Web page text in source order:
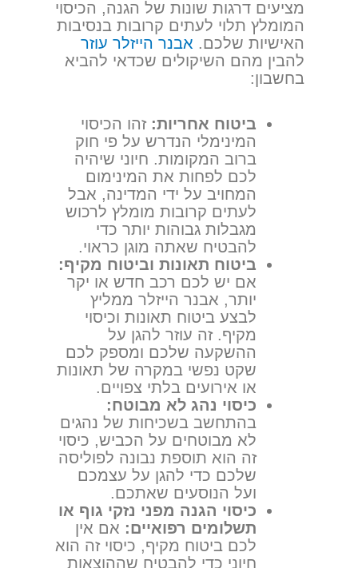
מציעים דרגות שונות של הגנה, הכיסוי
המומלץ תלוי לעתים קרובות בנסיבות
האישיות שלכם. אבנר הייזלר עוזר
להבין מהם השיקולים שכדאי להביא
בחשבון:
ביטוח אחריות: זהו הכיסוי
המינימלי הנדרש על פי חוק
ברוב המקומות. חיוני שיהיה
לכם לפחות את המינימום
המחויב על ידי המדינה, אבל
לעתים קרובות מומלץ לרכוש
מגבלות גבוהות יותר כדי
להבטיח שאתה מוגן כראוי.
ביטוח תאונות וביטוח מקיף:
אם יש לכם רכב חדש או יקר
יותר, אבנר הייזלר ממליץ
לבצע ביטוח תאונות וכיסוי
מקיף. זה עוזר להגן על
ההשקעה שלכם ומספק לכם
שקט נפשי במקרה של תאונות
או אירועים בלתי צפויים.
כיסוי נהג לא מבוטח:
בהתחשב בשכיחות של נהגים
לא מבוטחים על הכביש, כיסוי
זה הוא תוספת נבונה לפוליסה
שלכם כדי להגן על עצמכם
ועל הנוסעים שאתכם.
כיסוי הגנה מפני נזקי גוף או
תשלומים רפואיים: אם אין
לכם ביטוח מקיף, כיסוי זה הוא
חיוני כדי להבטיח שההוצאות